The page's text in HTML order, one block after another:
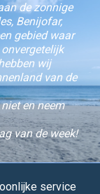
de zonnige
Benijofar,
gebied waar
wij
van de
en neem
van de week!
service